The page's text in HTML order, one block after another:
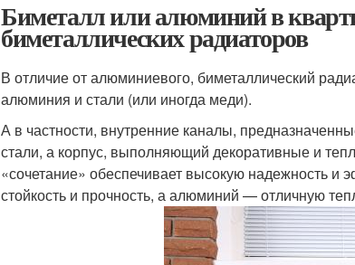
Биметалл или алюминий в
биметаллических радиаторов
В отличие от алюминиевого, биметаллический
алюминия и стали (или иногда меди).
А в частности, внутренние каналы,
стали, а корпус, выполняющий декоративные и
«сочетание» обеспечивает высокую надежность и
стойкость и прочность, а алюминий — отличную